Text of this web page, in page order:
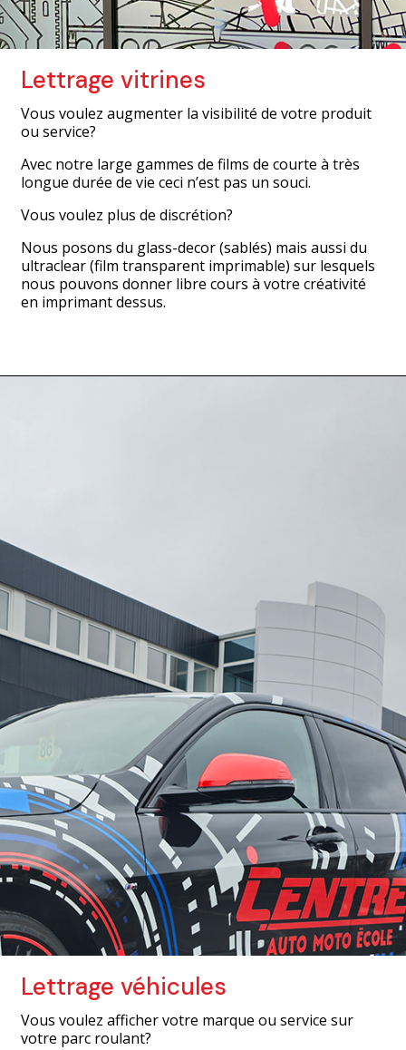
Lettrage vitrines
Vous voulez augmenter la visibilité de votre produit
ou service?
Avec notre large gammes de films de courte à très
longue durée de vie ceci n’est pas un souci.
Vous voulez plus de discrétion?
Nous posons du glass-decor (sablés) mais aussi du
ultraclear (film transparent imprimable) sur lesquels
nous pouvons donner libre cours à votre créativité
en imprimant dessus.
Lettrage véhicules
Vous voulez afficher votre marque ou service sur
votre parc roulant?